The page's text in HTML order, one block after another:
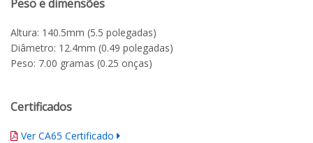
Peso e dimensões
Altura: 140.5mm (5.5 polegadas)
Diâmetro: 12.4mm (0.49 polegadas)
Peso: 7.00 gramas (0.25 onças)
Certificados
Ver CA65 Certificado